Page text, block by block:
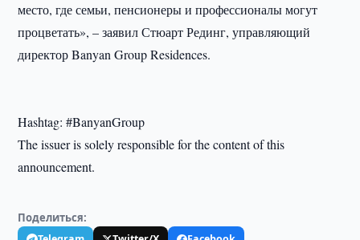
место, где семьи, пенсионеры и профессионалы могут
процветать», – заявил Стюарт Рединг, управляющий
директор Banyan Group Residences.
Hashtag: #BanyanGroup
The issuer is solely responsible for the content of this
announcement.
Поделиться: